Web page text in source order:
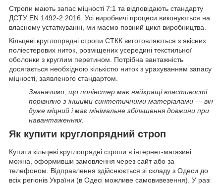
Стропи мають запас міцності 7:1 та відповідають стандарту
ДСТУ EN 1492-2:2016. Усі виробничі процеси виконуються на
власному устаткуванні, ми маємо повний цикл виробництва.
Кільцеві круглопрядні стропи СТКК виготовляються з якісних
поліестерових ниток, розміщених усередині текстильної
оболонки з круглим перетином. Потрібна вантажність
досягається необхідною кількістю ниток з урахуванням запасу
міцності, заявленого стандартом.
Зазначимо, що поліестер має найкращі властивості
порівняно з іншими синтетичними матеріалами — він
дуже міцний і має мінімальне збільшення довжини при
навантаженнях.
Як купити круглопрядний строп
Купити кільцеві круглопрядні стропи в інтернет-магазині
можна, оформивши замовлення через сайт або за
телефоном. Відправлення здійснюється зі складу з Одеси до
всіх регіонів України (в Одесі можливе самовивезення). У разі